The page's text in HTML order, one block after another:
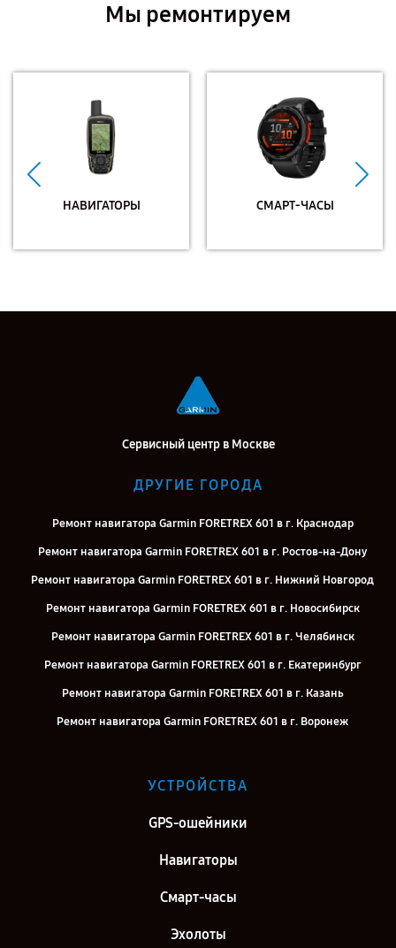
Мы ремонтируем
НАВИГАТОРЫ СМАРТ-ЧАСЫ
Сервисный центр в Москве
ДРУГИЕ ГОРОДА
Ремонт навигатора Garmin FORETREX 601 в г. Краснодар
Ремонт навигатора Garmin FORETREX 601 в г. Ростов-на-Дону
Ремонт навигатора Garmin FORETREX 601 в г. Нижний Новгород
Ремонт навигатора Garmin FORETREX 601 в г. Новосибирск
Ремонт навигатора Garmin FORETREX 601 в г. Челябинск
Ремонт навигатора Garmin FORETREX 601 в г. Екатеринбург
Ремонт навигатора Garmin FORETREX 601 в г. Казань
Ремонт навигатора Garmin FORETREX 601 в г. Воронеж
Ремонт навигатора Garmin FORETREX 601 в г. Самара
УСТРОЙСТВА
GPS-ошейники
Навигаторы
Смарт-часы
Эхолоты